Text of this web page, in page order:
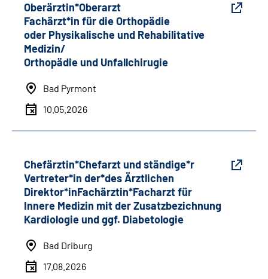
Oberärztin*Oberarzt
Fachärzt*in für die Orthopädie
oder Physikalische und Rehabilitative
Medizin/
Orthopädie und Unfallchirugie
Bad Pyrmont
10.05.2026
Chefärztin*Chefarzt und ständige*r
Vertreter*in der*des Ärztlichen
Direktor*inFachärztin*Facharzt für
Innere Medizin mit der Zusatzbezichnung
Kardiologie und ggf. Diabetologie
Bad Driburg
17.08.2026